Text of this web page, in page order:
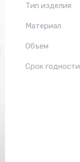
Тип изделия
Материал
Объем
Срок годности